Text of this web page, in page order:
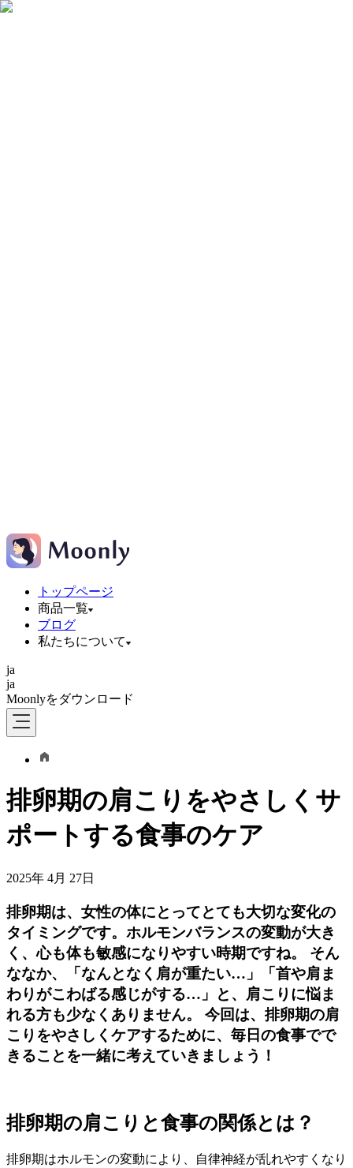
トップページ
商品一覧
ブログ
私たちについて
ja
ja
Moonlyをダウンロード
排卵期の肩こりをやさしくサ
ポートする食事のケア
2025年 4月 27日
排卵期は、女性の体にとってとても大切な変化の
タイミングです。ホルモンバランスの変動が大き
く、心も体も敏感になりやすい時期ですね。 そん
ななか、「なんとなく肩が重たい…」「首や肩ま
わりがこわばる感じがする…」と、肩こりに悩ま
れる方も少なくありません。 今回は、排卵期の肩
こりをやさしくケアするために、毎日の食事でで
きることを一緒に考えていきましょう！
排卵期の肩こりと食事の関係とは？
排卵期はホルモンの変動により、自律神経が乱れやすくなり